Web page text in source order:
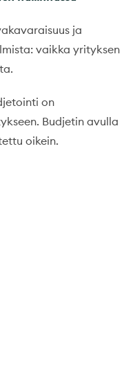
ja
vaikka yrityksen
on
Budjetin avulla
oikein.